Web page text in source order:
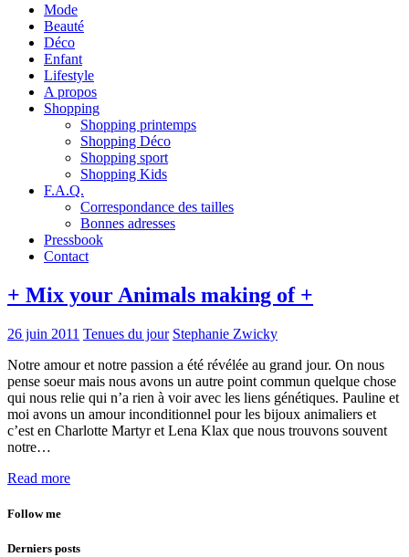
Mode
Beauté
Déco
Enfant
Lifestyle
A propos
Shopping
Shopping printemps
Shopping Déco
Shopping sport
Shopping Kids
F.A.Q.
Correspondance des tailles
Bonnes adresses
Pressbook
Contact
+ Mix your Animals making of +
26 juin 2011 Tenues du jour Stephanie Zwicky
Notre amour et notre passion a été révélée au grand jour. On nous
pense soeur mais nous avons un autre point commun quelque chose
qui nous relie qui n’a rien à voir avec les liens génétiques. Pauline et
moi avons un amour inconditionnel pour les bijoux animaliers et
c’est en Charlotte Martyr et Lena Klax que nous trouvons souvent
notre…
Read more
Follow me
Derniers posts